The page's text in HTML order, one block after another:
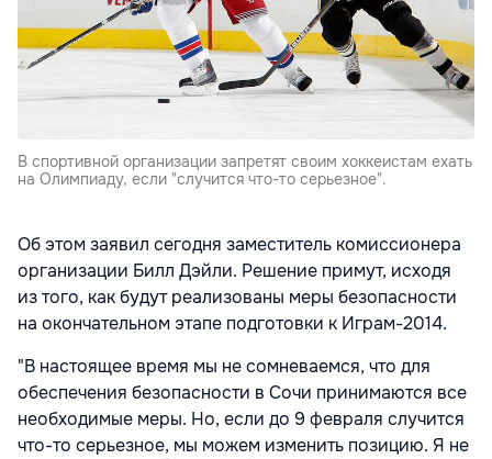
В спортивной организации запретят своим хоккеистам ехать
на Олимпиаду, если "случится что-то серьезное".
Об этом заявил сегодня заместитель комиссионера
организации Билл Дэйли. Решение примут, исходя
из того, как будут реализованы меры безопасности
на окончательном этапе подготовки к Играм-2014.
"В настоящее время мы не сомневаемся, что для
обеспечения безопасности в Сочи принимаются все
необходимые меры. Но, если до 9 февраля случится
что-то серьезное, мы можем изменить позицию. Я не